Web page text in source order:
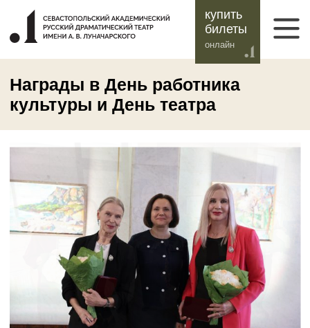
купить
билеты
онлайн
Награды в День работника
культуры и День театра